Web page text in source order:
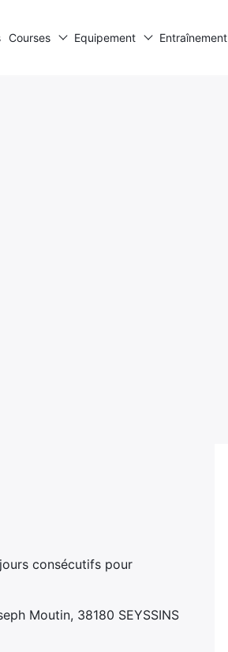
consécutifs pour
Moutin, 38180 SEYSSINS
Courses Equipement Entraînement